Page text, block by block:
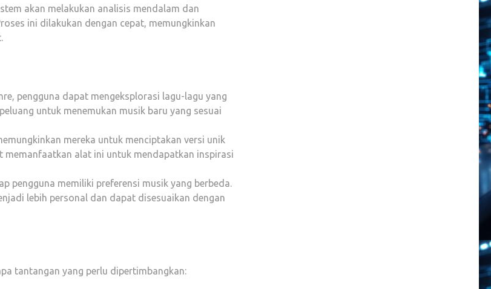
akan melakukan analisis mendalam dan
ini dilakukan dengan cepat, memungkinkan
pengguna dapat mengeksplorasi lagu-lagu yang
untuk menemukan musik baru yang sesuai
mereka untuk menciptakan versi unik
alat ini untuk mendapatkan inspirasi
pengguna memiliki preferensi musik yang berbeda.
lebih personal dan dapat disesuaikan dengan
tantangan yang perlu dipertimbangkan: